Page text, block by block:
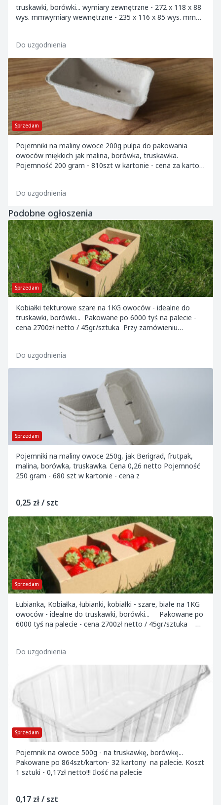
truskawki, borówki... wymiary zewnętrzne - 272 x 118 x 88
wys. mmwymiary wewnętrzne - 235 x 116 x 85 wys. mm
Do uzgodnienia
Sprzedam
Pojemniki na maliny owoce 200g pulpa do pakowania
owoców miękkich jak malina, borówka, truskawka.
Pojemność 200 gram - 810szt w kartonie - cena za karton
Do uzgodnienia
Podobne ogłoszenia
Sprzedam
Kobiałki tekturowe szare na 1KG owoców - idealne do
truskawki, borówki... Pakowane po 6000 tyś na palecie -
cena 2700zł netto / 45gr./sztuka Przy zamówieniu
Do uzgodnienia
Sprzedam
Pojemniki na maliny owoce 250g, jak Berigrad, frutpak,
malina, borówka, truskawka. Cena 0,26 netto Pojemność
250 gram - 680 szt w kartonie - cena z
0,25 zł / szt
Sprzedam
Łubianka, Kobiałka, łubianki, kobiałki - szare, białe na 1KG
owoców - idealne do truskawki, borówki... Pakowane po
6000 tyś na palecie - cena 2700zł netto / 45gr./sztuka
Do uzgodnienia
Sprzedam
Pojemnik na owoce 500g - na truskawkę, borówkę...
Pakowane po 864szt/karton- 32 kartony na palecie. Koszt
1 sztuki - 0,17zł netto!!! Ilość na palecie
0,17 zł / szt